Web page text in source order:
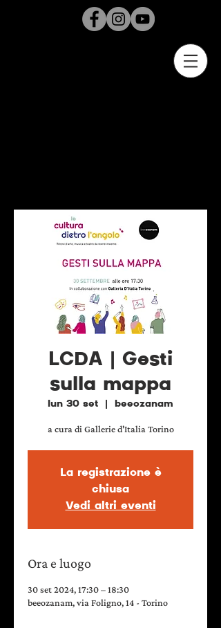
LCDA | Gesti
sulla mappa
lun 30 set beeozanam
a cura di Gallerie d'Italia Torino
La registrazione è
chiusa
Vedi altri eventi
Ora e luogo
30 set 2024, 17:30 – 18:30
beeozanam, via Foligno, 14 - Torino